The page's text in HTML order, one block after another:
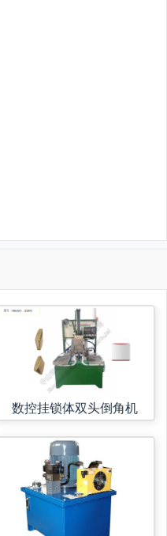
数控挂锁体双头倒角机